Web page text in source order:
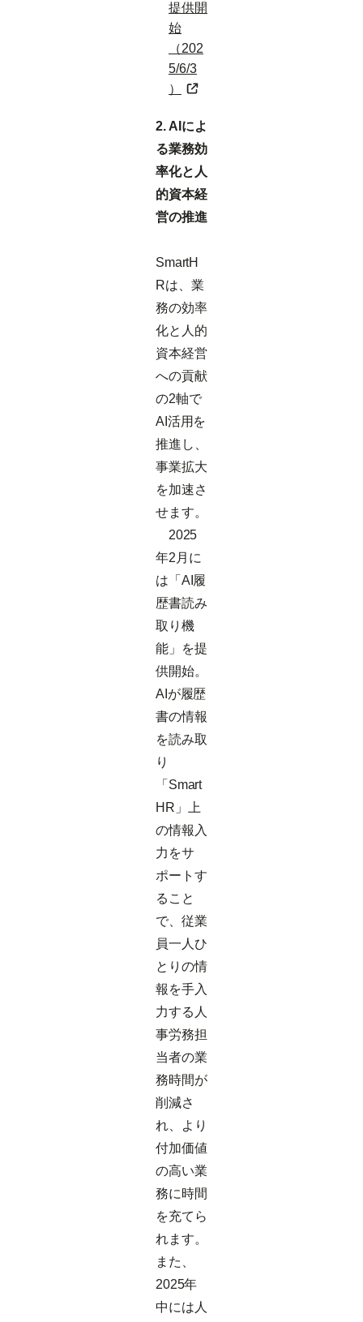
提供開
始
（202
5/6/3
）
2. AIによ
る業務効
率化と人
的資本経
営の推進
SmartH
Rは、業
務の効率
化と人的
資本経営
への貢献
の2軸で
AI活用を
推進し、
事業拡大
を加速さ
せます。
2025
年2月に
は「AI履
歴書読み
取り機
能」を提
供開始。
AIが履歴
書の情報
を読み取
り
「Smart
HR」上
の情報入
力をサ
ポートす
ること
で、従業
員一人ひ
とりの情
報を手入
力する人
事労務担
当者の業
務時間が
削減さ
れ、より
付加価値
の高い業
務に時間
を充てら
れます。
また、
2025年
中には人